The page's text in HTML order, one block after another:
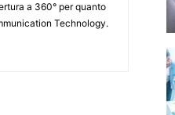
a 360° per quanto
Technology.